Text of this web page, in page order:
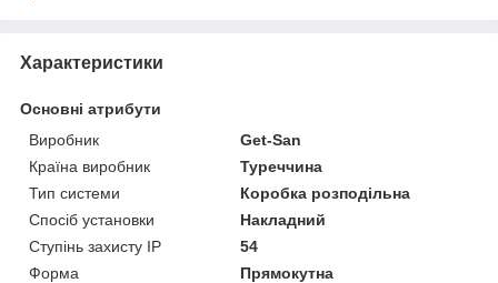
Характеристики
Основні атрибути
Виробник
Get-San
Країна виробник
Туреччина
Тип системи
Коробка розподільна
Спосіб установки
Накладний
Ступінь захисту IP
54
Форма
Прямокутна